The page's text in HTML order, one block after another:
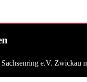
e.V. Zwickau